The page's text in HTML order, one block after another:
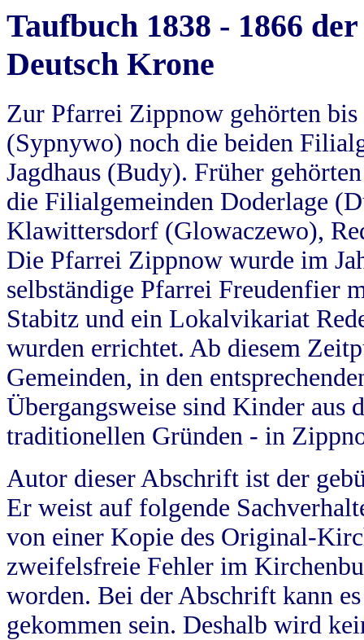
Taufbuch 1838 - 1866
Deutsch Krone
Zur Pfarrei Zippnow gehörten
(Sypnywo) noch die beiden
Jagdhaus (Budy). Früher
die Filialgemeinden Doderlage
Klawittersdorf (Glowaczewo),
Die Pfarrei Zippnow wurde im
selbständige Pfarrei Freudenfier
Stabitz und ein Lokalvikariat
wurden errichtet. Ab diesem
Gemeinden, in den
Übergangsweise sind Kinder aus
traditionellen Gründen - in
Autor dieser Abschrift ist der
Er weist auf folgende
von einer Kopie des Original-
zweifelsfreie Fehler im
worden. Bei der Abschrift kann
gekommen sein. Deshalb wird